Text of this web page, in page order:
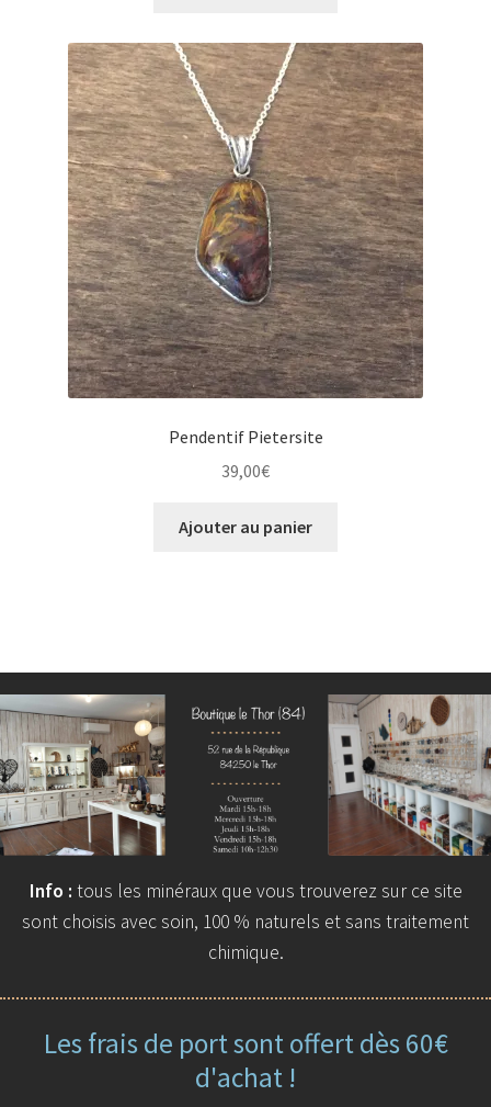
Pendentif Pietersite
39,00€
Ajouter au panier
Info : tous les minéraux que vous trouverez sur ce site
sont choisis avec soin, 100 % naturels et sans traitement
chimique.
Les frais de port sont offert dès 60€
d'achat !